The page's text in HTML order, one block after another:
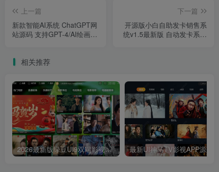
上一篇
新款智能AI系统 ChatGPT网
站源码 支持GPT-4/AI绘画功
下一篇
开源版小白自助发卡销售系
统v1.5最新版 自动发卡系统
相关推荐
2026最新版绿豆UI9双端影视APP源码